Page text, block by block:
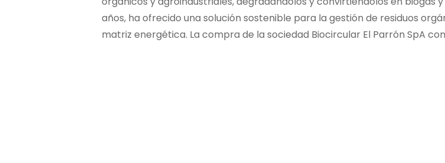
años, ha ofrecido una solución sostenible para la gestión de residuos
matriz energética. La compra de la sociedad Biocircular El Parrón SpA